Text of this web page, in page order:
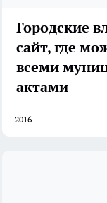
Городские
сайт, где
всеми
актами
2016